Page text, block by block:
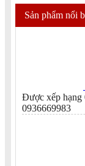
Sản phẩm nổi
Được xếp hạng
0936669983